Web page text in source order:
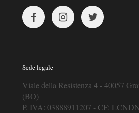
Sede legale
Viale della Resistenza 4 - 40057
(BO)
P. IVA: 03888911207 - CF: